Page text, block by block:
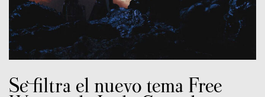
Se filtra el nuevo tema Free